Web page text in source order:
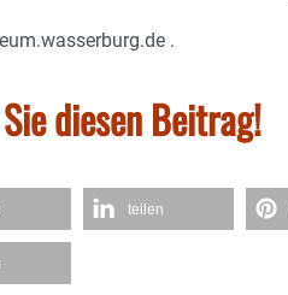
.
diesen Beitrag!
teilen